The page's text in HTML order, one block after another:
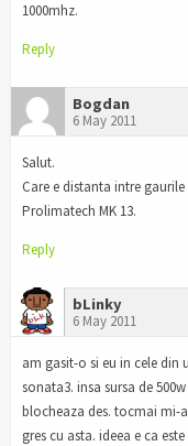
1000mhz.
Reply
Bogdan
6 May 2011
Salut.
Care e distanta intre
Prolimatech MK 13.
Reply
bLinky
6 May 2011
am gasit-o si eu in cele
sonata3. insa sursa de
blocheaza des. tocmai mi-
gres cu asta. ideea e ca